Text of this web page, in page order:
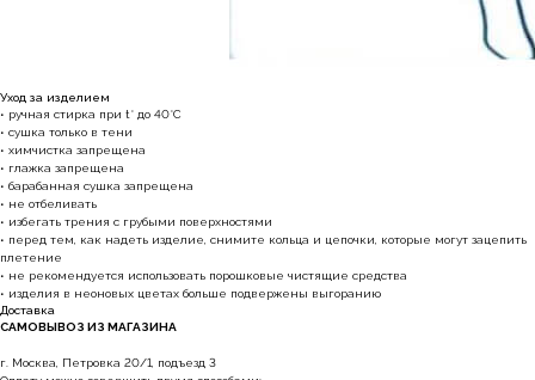
Уход за изделием
• ручная стирка при t° до 40°C
• сушка только в тени
• химчистка запрещена
• глажка запрещена
• барабанная сушка запрещена
• не отбеливать
• избегать трения с грубыми поверхностями
• перед тем, как надеть изделие, снимите кольца и цепочки, которые могут зацепить
плетение
• не рекомендуется использовать порошковые чистящие средства
• изделия в неоновых цветах больше подвержены выгоранию
Доставка
САМОВЫВОЗ ИЗ МАГАЗИНА
г. Москва, Петровка 20/1, подъезд 3